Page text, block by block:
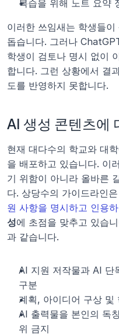
복습을 위해 노트 요약
이러한 쓰임새는 학생들
돕습니다. 그러나
학생이 검토나 명시 없이
합니다. 그런 상황에서 결
도를 반영하지 못합니다.
AI 생성 콘텐츠에
현재 대다수의 학교와 대
을 배포하고 있습니다. 이
기 위함이 아니라 올바른
다. 상당수의 가이드라인
원 사항을 명시하고 인용
성에 초점을 맞추고 있습
과 같습니다.
AI 지원 저작물과 AI 단
구분
계획, 아이디어 구상 및
AI 출력물을 본인의 독
위 금지